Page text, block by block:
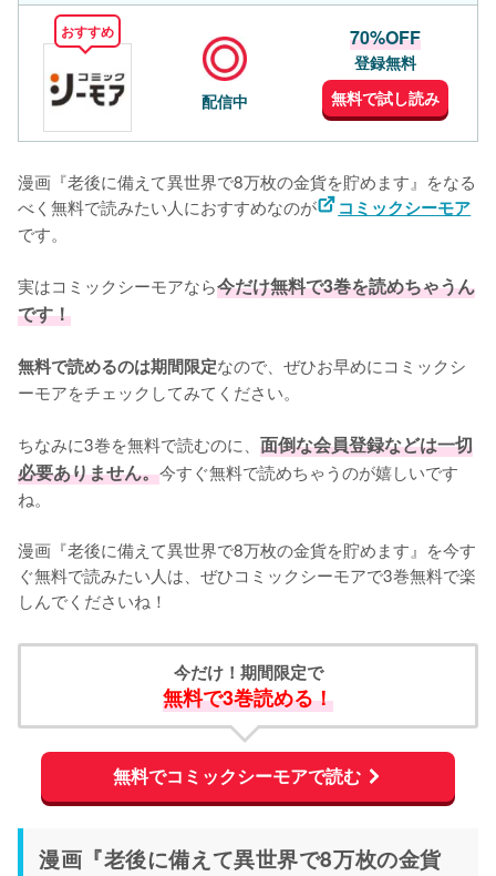
おすすめ
配信中
70%OFF
登録無料
無料で試し読み
漫画『老後に備えて異世界で8万枚の金貨を貯めます』をなる
べく無料で読みたい人におすすめなのが
コミックシーモア
です。
実はコミックシーモアなら今だけ無料で3巻を読めちゃうん
です！
無料で読めるのは期間限定なので、ぜひお早めにコミックシ
ーモアをチェックしてみてください。
ちなみに3巻を無料で読むのに、 面倒な会員登録などは一切
必要ありません。今すぐ無料で読めちゃうのが嬉しいです
ね。
漫画『老後に備えて異世界で8万枚の金貨を貯めます』を今す
ぐ無料で読みたい人は、ぜひコミックシーモアで3巻無料で楽
しんでくださいね！
今だけ！期間限定で
無料で3巻読める！
無料でコミックシーモアで読む
漫画『老後に備えて異世界で8万枚の金貨